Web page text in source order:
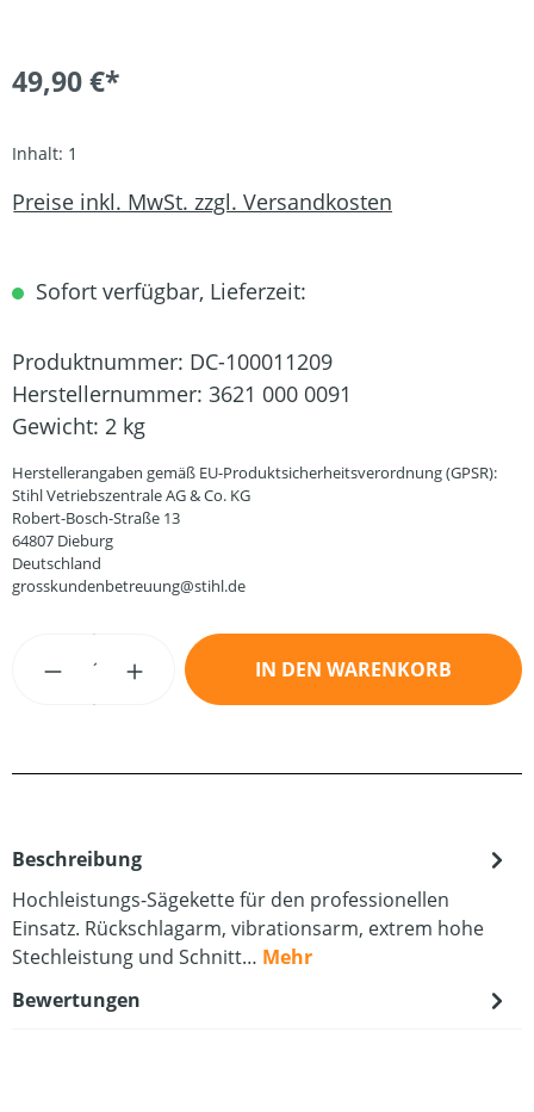
49,90 €*
Inhalt: 1
Preise inkl. MwSt. zzgl. Versandkosten
Sofort verfügbar, Lieferzeit:
Produktnummer: DC-100011209
Herstellernummer: 3621 000 0091
Gewicht: 2 kg
Herstellerangaben gemäß EU-Produktsicherheitsverordnung (GPSR):
Stihl Vetriebszentrale AG & Co. KG
Robert-Bosch-Straße 13
64807 Dieburg
Deutschland
grosskundenbetreuung@stihl.de
Produkt Anzahl: Gib den gewünschten
IN DEN WARENKORB
Beschreibung
Hochleistungs-Sägekette für den professionellen
Einsatz. Rückschlagarm, vibrationsarm, extrem hohe
Stechleistung und Schnitt… Mehr
Bewertungen